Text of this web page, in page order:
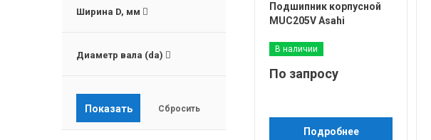
Ширина D, мм
Диаметр вала (da)
Подшипник корпусной
MUC205V Asahi
В наличии
По запросу
Подробнее